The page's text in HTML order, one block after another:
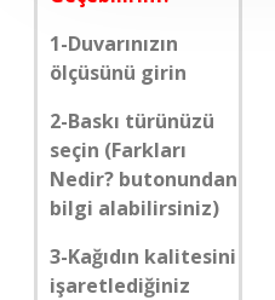
1-Duvarınızın
ölçüsünü girin
2-Baskı türünüzü
seçin (Farkları
Nedir? butonundan
bilgi alabilirsiniz)
3-Kağıdın kalitesini
işaretlediğiniz